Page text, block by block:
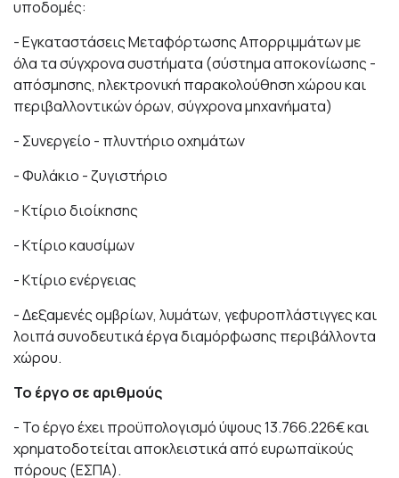
υποδομές:
- Εγκαταστάσεις Μεταφόρτωσης Απορριμμάτων με
όλα τα σύγχρονα συστήματα (σύστημα αποκονίωσης -
απόσμησης, ηλεκτρονική παρακολούθηση χώρου και
περιβαλλοντικών όρων, σύγχρονα μηχανήματα)
- Συνεργείο - πλυντήριο οχημάτων
- Φυλάκιο - ζυγιστήριο
- Κτίριο διοίκησης
- Κτίριο καυσίμων
- Κτίριο ενέργειας
- Δεξαμενές ομβρίων, λυμάτων, γεφυροπλάστιγγες και
λοιπά συνοδευτικά έργα διαμόρφωσης περιβάλλοντα
χώρου.
Το έργο σε αριθμούς
- Το έργο έχει προϋπολογισμό ύψους 13.766.226€ και
χρηματοδοτείται αποκλειστικά από ευρωπαϊκούς
πόρους (ΕΣΠΑ).